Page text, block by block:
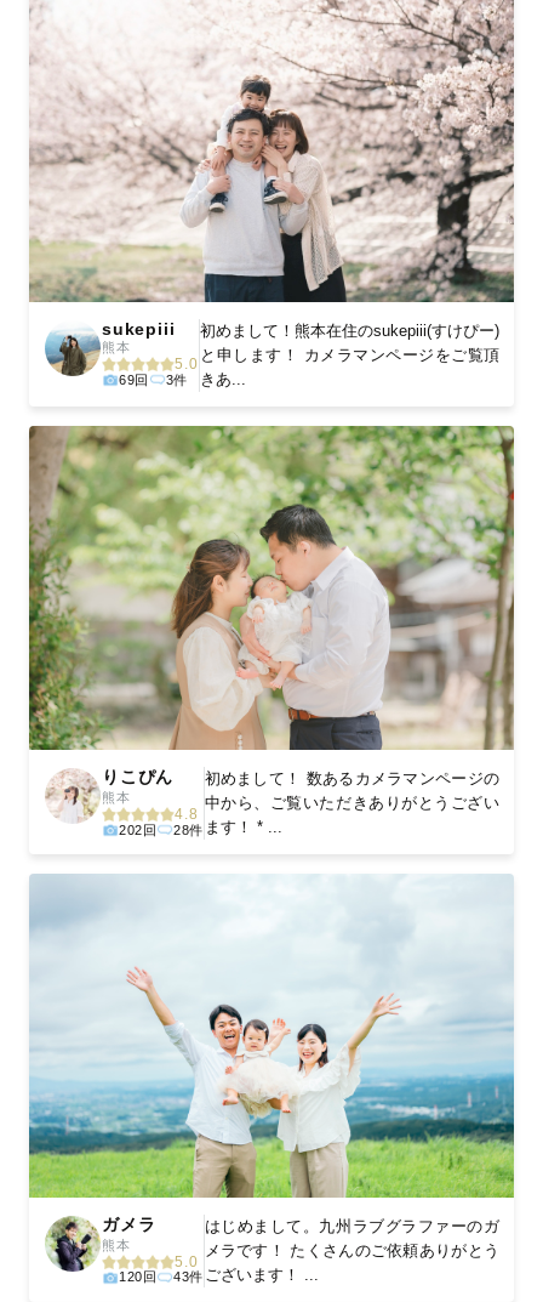
sukepiii
熊本
5.0
69回 3件
初めまして！熊本在住のsukepiii(すけぴー)
と申します！ カメラマンページをご覧頂
きあ...
りこぴん
熊本
4.8
202回 28件
初めまして！ 数あるカメラマンページの
中から、ご覧いただきありがとうござい
ます！ * ...
ガメラ
熊本
5.0
120回 43件
はじめまして。九州ラブグラファーのガ
メラです！ たくさんのご依頼ありがとう
ございます！ ...